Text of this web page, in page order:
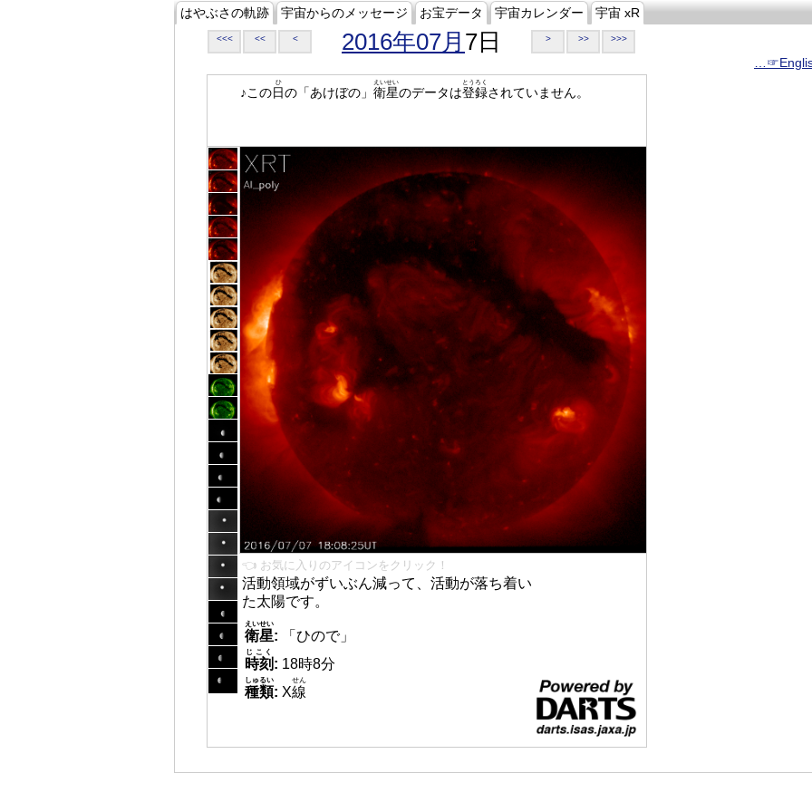
はやぶさの軌跡 宇宙からのメッセージ お宝データ 宇宙カレンダー 宇宙 xR
<<< << < 2016年07月 7日 > >> >>>
♪この日
ひ
の「あけぼの」 衛星
えいせい
のデータは登録
とうろく
されていません。
👈 お気に入りのアイコンをクリック！
活動領域がずいぶん減って、活動が落ち着い
た太陽です。
衛星
えいせい
:
「ひので」
時刻
じこく
: 18時8分
種類
しゅるい
: X線
せん